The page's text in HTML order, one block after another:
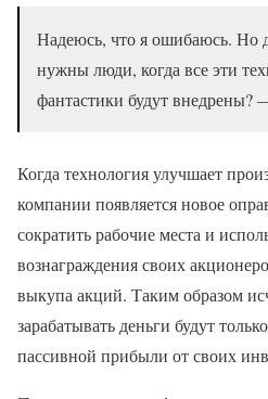
Надеюсь, что я ошибаюсь. Но
нужны люди, когда все эти
фантастики будут
Когда технология улучшает
компании появляется новое
сократить рабочие места и
вознаграждения своих
выкупа акций. Таким образом
зарабатывать деньги будут
пассивной прибыли от своих